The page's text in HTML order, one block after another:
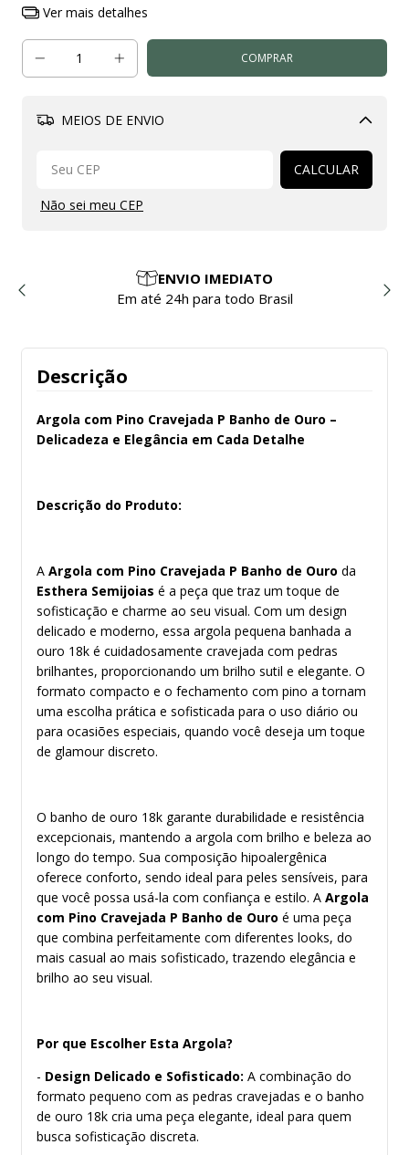
Ver mais detalhes
MEIOS DE ENVIO
Alterar CEP
CALCULAR
Não sei meu CEP
ENVIO IMEDIATO
Em até 24h para todo Brasil
Descrição
Argola com Pino Cravejada P Banho de Ouro –
Delicadeza e Elegância em Cada Detalhe
Descrição do Produto:
A Argola com Pino Cravejada P Banho de Ouro da
Esthera Semijoias é a peça que traz um toque de
sofisticação e charme ao seu visual. Com um design
delicado e moderno, essa argola pequena banhada a
ouro 18k é cuidadosamente cravejada com pedras
brilhantes, proporcionando um brilho sutil e elegante. O
formato compacto e o fechamento com pino a tornam
uma escolha prática e sofisticada para o uso diário ou
para ocasiões especiais, quando você deseja um toque
de glamour discreto.
O banho de ouro 18k garante durabilidade e resistência
excepcionais, mantendo a argola com brilho e beleza ao
longo do tempo. Sua composição hipoalergênica
oferece conforto, sendo ideal para peles sensíveis, para
que você possa usá-la com confiança e estilo. A Argola
com Pino Cravejada P Banho de Ouro é uma peça
que combina perfeitamente com diferentes looks, do
mais casual ao mais sofisticado, trazendo elegância e
brilho ao seu visual.
Por que Escolher Esta Argola?
- Design Delicado e Sofisticado: A combinação do
formato pequeno com as pedras cravejadas e o banho
de ouro 18k cria uma peça elegante, ideal para quem
busca sofisticação discreta.